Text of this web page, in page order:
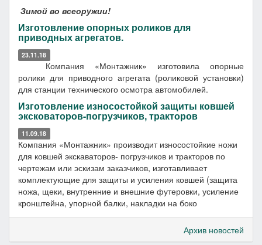
Зимой во всеоружии!
Изготовление опорных роликов для
приводных агрегатов.
23.11.18
Компания «Монтажник» изготовила опорные
ролики для приводного агрегата (роликовой установки)
для станции технического осмотра автомобилей.
Изготовление износостойкой защиты ковшей
эксковаторов-погрузчиков, тракторов
11.09.18
Компания «Монтажник» производит износостойкие ножи
для ковшей экскаваторов- погрузчиков и тракторов по
чертежам или эскизам заказчиков, изготавливает
комплектующие для защиты и усиления ковшей (защита
ножа, щеки, внутренние и внешние футеровки, усиление
кронштейна, упорной балки, накладки на боко
Архив новостей